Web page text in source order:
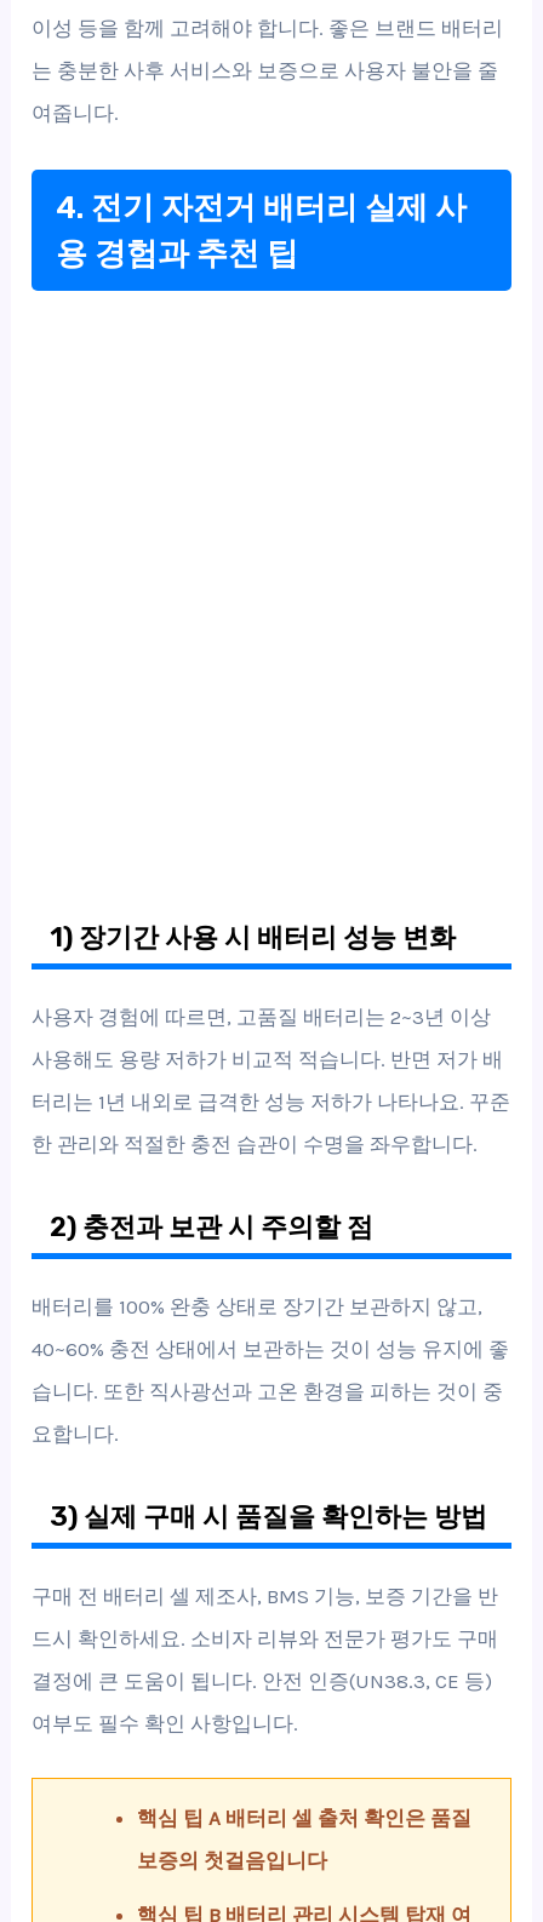
이성 등을 함께 고려해야 합니다. 좋은 브랜드 배터리
는 충분한 사후 서비스와 보증으로 사용자 불안을 줄
여줍니다.
4. 전기 자전거 배터리 실제 사
용 경험과 추천 팁
1) 장기간 사용 시 배터리 성능 변화
사용자 경험에 따르면, 고품질 배터리는 2~3년 이상
사용해도 용량 저하가 비교적 적습니다. 반면 저가 배
터리는 1년 내외로 급격한 성능 저하가 나타나요. 꾸준
한 관리와 적절한 충전 습관이 수명을 좌우합니다.
2) 충전과 보관 시 주의할 점
배터리를 100% 완충 상태로 장기간 보관하지 않고,
40~60% 충전 상태에서 보관하는 것이 성능 유지에 좋
습니다. 또한 직사광선과 고온 환경을 피하는 것이 중
요합니다.
3) 실제 구매 시 품질을 확인하는 방법
구매 전 배터리 셀 제조사, BMS 기능, 보증 기간을 반
드시 확인하세요. 소비자 리뷰와 전문가 평가도 구매
결정에 큰 도움이 됩니다. 안전 인증(UN38.3, CE 등)
여부도 필수 확인 사항입니다.
핵심 팁 A 배터리 셀 출처 확인은 품질
보증의 첫걸음입니다
핵심 팁 B 배터리 관리 시스템 탑재 여